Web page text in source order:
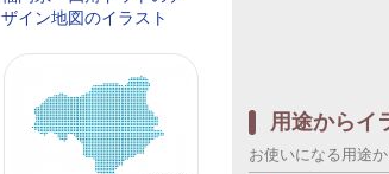
ザイン地図のイラスト
用途からイ
お使いになる用途